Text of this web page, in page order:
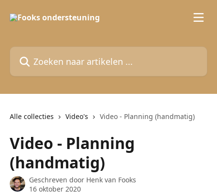
Zoeken naar artikelen ...
Alle collecties Video's Video - Planning (handmatig)
Video - Planning
(handmatig)
Geschreven door Henk van Fooks
16 oktober 2020